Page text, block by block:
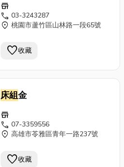
store
call 03-3243287
location_on 桃園市蘆竹區山林路一段65號
favorite收藏
床組金
store
call 07-3359556
location_on 高雄市苓雅區青年一路237號
favorite收藏